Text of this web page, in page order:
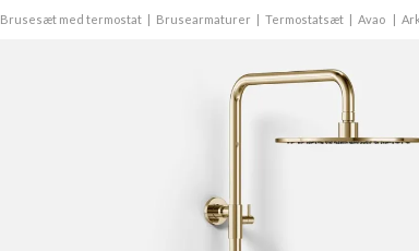
Brusesæt med termostat Brusearmaturer Termostatsæt Avao